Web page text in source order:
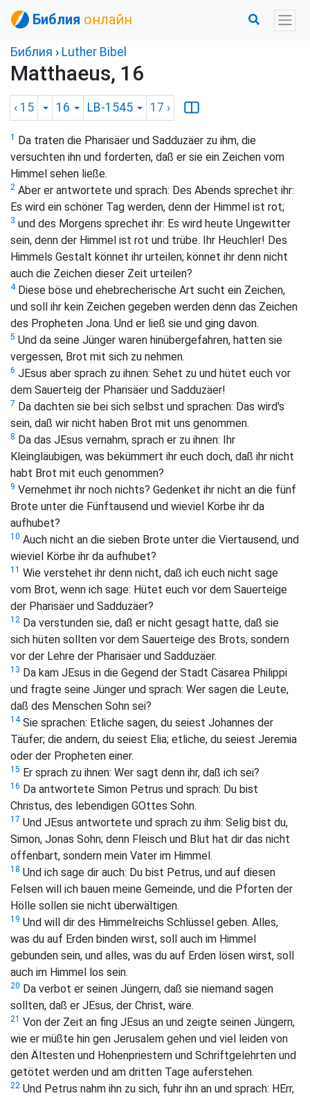
Библия онлайн
Библия › Luther Bibel
Matthaeus, 16
‹ 15 16 LB-1545 17 ›
1
Da traten die Pharisäer und Sadduzäer zu ihm, die
versuchten ihn und forderten, daß er sie ein Zeichen vom
Himmel sehen ließe.
2 Aber er antwortete und sprach: Des Abends sprechet ihr:
Es wird ein schöner Tag werden, denn der Himmel ist rot;
3 und des Morgens sprechet ihr: Es wird heute Ungewitter
sein, denn der Himmel ist rot und trübe. Ihr Heuchler! Des
Himmels Gestalt könnet ihr urteilen; könnet ihr denn nicht
auch die Zeichen dieser Zeit urteilen?
4Diese böse und ehebrecherische Art sucht ein Zeichen,
und soll ihr kein Zeichen gegeben werden denn das Zeichen
des Propheten Jona. Und er ließ sie und ging davon.
5 Und da seine Jünger waren hinübergefahren, hatten sie
vergessen, Brot mit sich zu nehmen.
6 JEsus aber sprach zu ihnen: Sehet zu und hütet euch vor
dem Sauerteig der Pharisäer und Sadduzäer!
7 Da dachten sie bei sich selbst und sprachen: Das wird's
sein, daß wir nicht haben Brot mit uns genommen.
8 Da das JEsus vernahm, sprach er zu ihnen: Ihr
Kleingläubigen, was bekümmert ihr euch doch, daß ihr nicht
habt Brot mit euch genommen?
9 Vernehmet ihr noch nichts? Gedenket ihr nicht an die fünf
Brote unter die Fünftausend und wieviel Körbe ihr da
aufhubet?
10 Auch nicht an die sieben Brote unter die Viertausend, und
wieviel Körbe ihr da aufhubet?
11 Wie verstehet ihr denn nicht, daß ich euch nicht sage
vom Brot, wenn ich sage: Hütet euch vor dem Sauerteige
der Pharisäer und Sadduzäer?
12 Da verstunden sie, daß er nicht gesagt hatte, daß sie
sich hüten sollten vor dem Sauerteige des Brots, sondern
vor der Lehre der Pharisäer und Sadduzäer.
13 Da kam JEsus in die Gegend der Stadt Cäsarea Philippi
und fragte seine Jünger und sprach: Wer sagen die Leute,
daß des Menschen Sohn sei?
14Sie sprachen: Etliche sagen, du seiest Johannes der
Täufer; die andern, du seiest Elia; etliche, du seiest Jeremia
oder der Propheten einer.
15 Er sprach zu ihnen: Wer sagt denn ihr, daß ich sei?
16 Da antwortete Simon Petrus und sprach: Du bist
Christus, des lebendigen GOttes Sohn.
17 Und JEsus antwortete und sprach zu ihm: Selig bist du,
Simon, Jonas Sohn; denn Fleisch und Blut hat dir das nicht
offenbart, sondern mein Vater im Himmel.
18 Und ich sage dir auch: Du bist Petrus, und auf diesen
Felsen will ich bauen meine Gemeinde, und die Pforten der
Hölle sollen sie nicht überwältigen.
19 Und will dir des Himmelreichs Schlüssel geben. Alles,
was du auf Erden binden wirst, soll auch im Himmel
gebunden sein, und alles, was du auf Erden lösen wirst, soll
auch im Himmel los sein.
20 Da verbot er seinen Jüngern, daß sie niemand sagen
sollten, daß er JEsus, der Christ, wäre.
21 Von der Zeit an fing JEsus an und zeigte seinen Jüngern,
wie er müßte hin gen Jerusalem gehen und viel leiden von
den Ältesten und Hohenpriestern und Schriftgelehrten und
getötet werden und am dritten Tage auferstehen.
22 Und Petrus nahm ihn zu sich, fuhr ihn an und sprach: HErr,